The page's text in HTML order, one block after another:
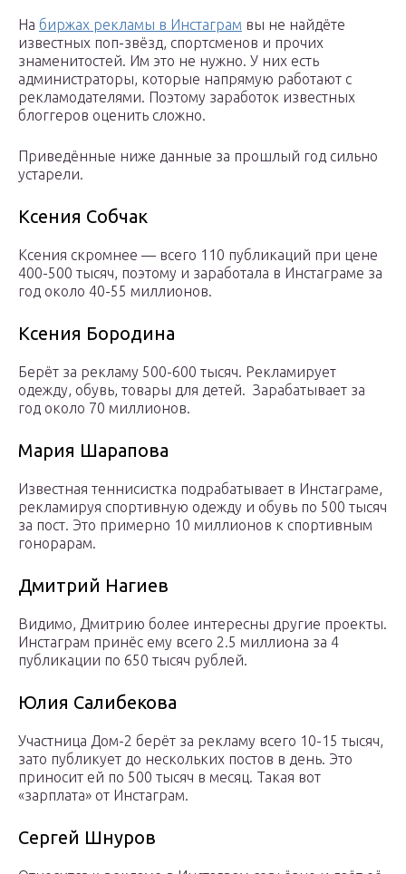
На биржах рекламы в Инстаграм вы не найдёте
известных поп-звёзд, спортсменов и прочих
знаменитостей. Им это не нужно. У них есть
администраторы, которые напрямую работают с
рекламодателями. Поэтому заработок известных
блоггеров оценить сложно.
Приведённые ниже данные за прошлый год сильно
устарели.
Ксения Собчак
Ксения скромнее — всего 110 публикаций при цене
400-500 тысяч, поэтому и заработала в Инстаграме за
год около 40-55 миллионов.
Ксения Бородина
Берёт за рекламу 500-600 тысяч. Рекламирует
одежду, обувь, товары для детей. Зарабатывает за
год около 70 миллионов.
Мария Шарапова
Известная теннисистка подрабатывает в Инстаграме,
рекламируя спортивную одежду и обувь по 500 тысяч
за пост. Это примерно 10 миллионов к спортивным
гонорарам.
Дмитрий Нагиев
Видимо, Дмитрию более интересны другие проекты.
Инстаграм принёс ему всего 2.5 миллиона за 4
публикации по 650 тысяч рублей.
Юлия Салибекова
Участница Дом-2 берёт за рекламу всего 10-15 тысяч,
зато публикует до нескольких постов в день. Это
приносит ей по 500 тысяч в месяц. Такая вот
«зарплата» от Инстаграм.
Сергей Шнуров